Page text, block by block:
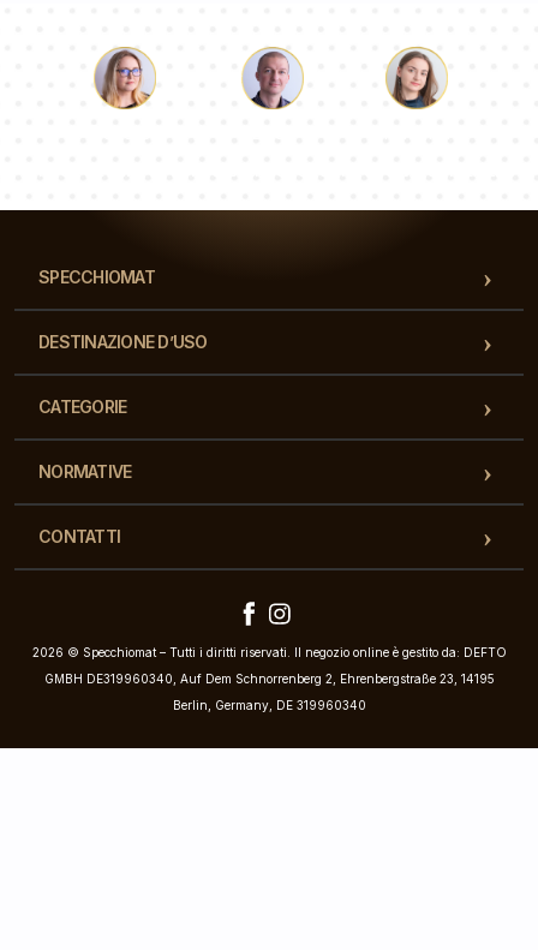
SPECCHIOMAT
DESTINAZIONE D’USO
CATEGORIE
NORMATIVE
CONTATTI
2026 © Specchiomat – Tutti i diritti riservati. Il negozio online è gestito da: DEFTO
GMBH DE319960340, Auf Dem Schnorrenberg 2, Ehrenbergstraße 23, 14195
Berlin, Germany, DE 319960340